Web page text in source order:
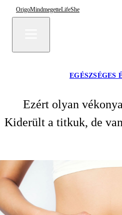
OrigoMindmegetteLifeShe
EGÉSZSÉGES
Ezért olyan
Kiderült a titkuk, de